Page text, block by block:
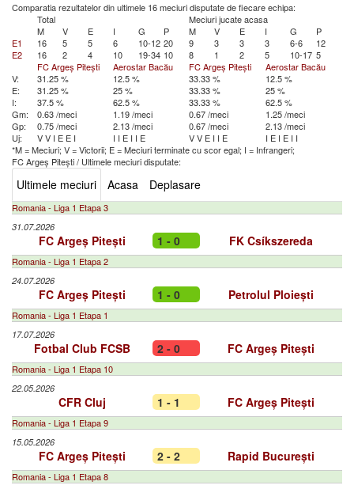
Comparatia rezultatelor din ultimele 16 meciuri disputate de fiecare echipa:
Total
Meciuri jucate acasa
M
V E I G P M V E I G
P
E1
16 5 5 6 10-12 20 9 3 3 3 6-6
12
E2
16 2 4 10 19-34 10 8 1 2 5 10-17 5
FC Argeș Pitești
Aerostar Bacău FC Argeș Pitești
Aerostar Bacău
V:
31.25 % 12.5 % 33.33 %
12.5 %
E:
31.25 % 25 % 33.33 %
25 %
I:
37.5 % 62.5 % 33.33 %
62.5 %
Gm:
0.63 /meci 1.19 /meci 0.67 /meci
1.25 /meci
Gp:
0.75 /meci 2.13 /meci 0.67 /meci
2.13 /meci
Uj:
VV I E E I I I E I I E VV E I I E I E I E I I
*M = Meciuri; V = Victorii; E = Meciuri terminate cu scor egal; I = Infrangeri;
FC Argeș Pitești/ Ultimele meciuri disputate:
Ultimele meciuri Acasa Deplasare
Romania - Liga 1 Etapa 3
31.07.2026
FC Argeș Pitești 1 - 0 FK Csíkszereda
Romania - Liga 1 Etapa 2
24.07.2026
FC Argeș Pitești 1 - 0 Petrolul Ploiești
Romania - Liga 1 Etapa 1
17.07.2026
Fotbal Club FCSB 2 - 0 FC Argeș Pitești
Romania - Liga 1 Etapa 10
22.05.2026
CFR Cluj 1 - 1 FC Argeș Pitești
Romania - Liga 1 Etapa 9
15.05.2026
FC Argeș Pitești 2 - 2 Rapid București
Romania - Liga 1 Etapa 8